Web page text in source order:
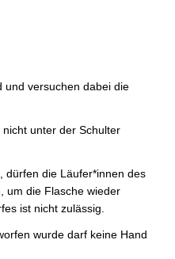
und versuchen dabei die
unter der Schulter
dürfen die Läufer*innen des
um die Flasche wieder
ist nicht zulässig.
wurde darf keine Hand